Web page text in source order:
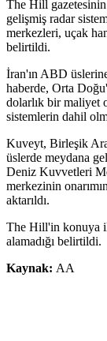
The Hill
gelişmiş radar
merkezleri, uçak
belirtildi.
İran'ın ABD
haberde, Orta
dolarlık bir maliyet
sistemlerin dahil
Kuveyt, Birleşik
üslerde meydana
Deniz Kuvvetleri
merkezinin
aktarıldı.
The Hill'in konuya
alamadığı belirtildi.
Kaynak: AA